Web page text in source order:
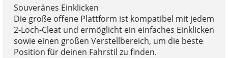
Souveränes Einklicken
Die große offene Plattform ist kompatibel mit jedem
2-Loch-Cleat und ermöglicht ein einfaches Einklicken
sowie einen großen Verstellbereich, um die beste
Position für deinen Fahrstil zu finden.